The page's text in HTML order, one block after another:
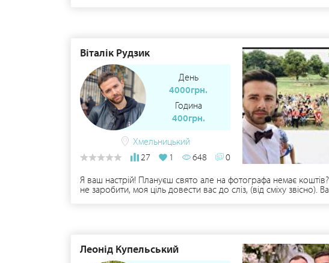
Віталік Рудзик
День
4000грн.
Година
400грн.
Хмельницький
27
1 648
0
Я ваш настрій! Плануєш свято але на фотографа немає
не заробити, моя ціль довести вас до сліз, (від сміху
Леонід Купельський